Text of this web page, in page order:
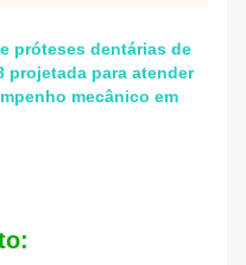
próteses dentárias de
projetada para atender
mecânico em